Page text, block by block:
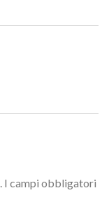
I campi obbligatori